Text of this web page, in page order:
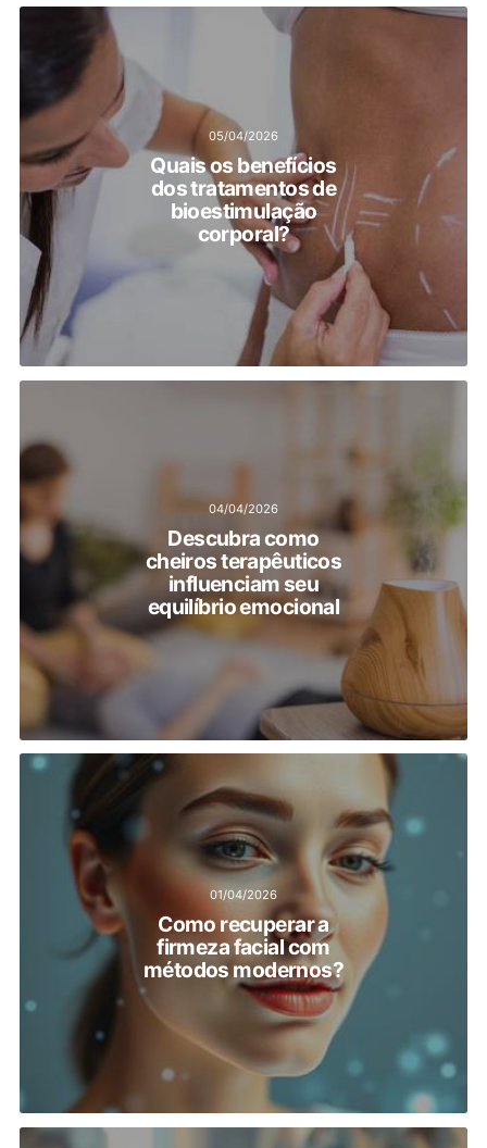
05/04/2026
Quais os benefícios
dos tratamentos de
bioestimulação
corporal?
04/04/2026
Descubra como
cheiros terapêuticos
influenciam seu
equilíbrio emocional
01/04/2026
Como recuperar a
firmeza facial com
métodos modernos?